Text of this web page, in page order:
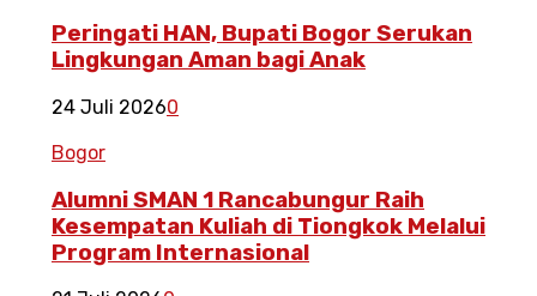
Peringati HAN, Bupati Bogor Serukan
Lingkungan Aman bagi Anak
24 Juli 20260
Bogor
Alumni SMAN 1 Rancabungur Raih
Kesempatan Kuliah di Tiongkok Melalui
Program Internasional